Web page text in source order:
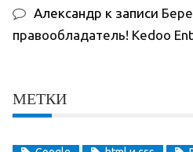
Александр к записи
правообладатель! Kedoo
МЕТКИ